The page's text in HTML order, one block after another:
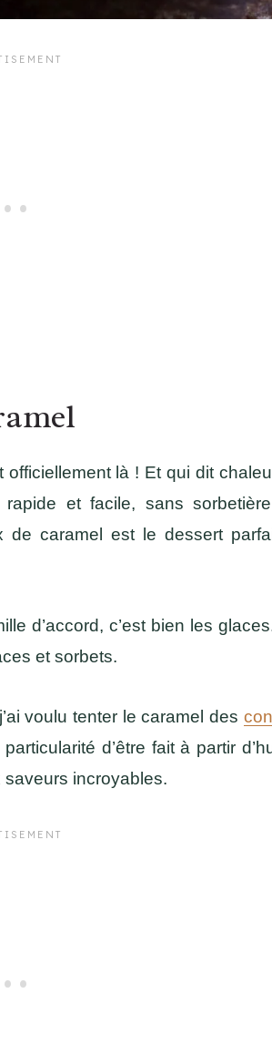
là ! Et qui dit
et facile, sans
caramel est le dessert
d’accord, c’est bien les
et sorbets.
voulu tenter le caramel des
d’être fait à partir
incroyables.